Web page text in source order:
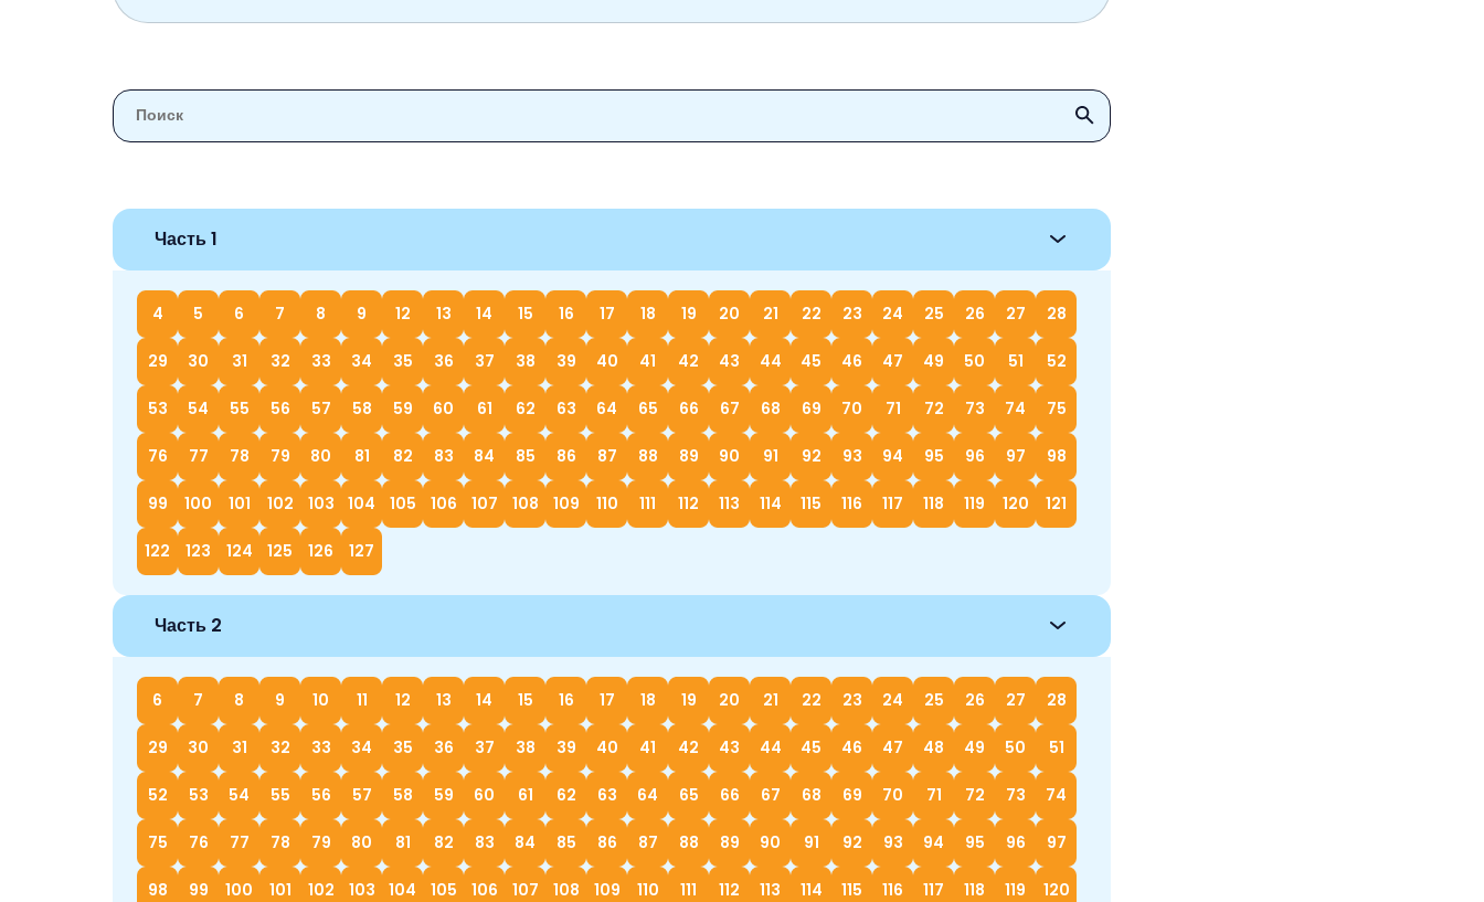
Часть 1
4 5 6 7 8 9 12 13 14 15 16 17 18 19 20 21 22 23 24 25 26 27 28
29 30 31 32 33 34 35 36 37 38 39 40 41 42 43 44 45 46 47 49 50 51 52
53 54 55 56 57 58 59 60 61 62 63 64 65 66 67 68 69 70 71 72 73 74 75
76 77 78 79 80 81 82 83 84 85 86 87 88 89 90 91 92 93 94 95 96 97 98
99 100 101 102 103 104 105 106 107 108 109 110 111 112 113 114 115 116 117 118 119 120 121
122 123 124 125 126 127
Часть 2
6 7 8 9 10 11 12 13 14 15 16 17 18 19 20 21 22 23 24 25 26 27 28
29 30 31 32 33 34 35 36 37 38 39 40 41 42 43 44 45 46 47 48 49 50 51
52 53 54 55 56 57 58 59 60 61 62 63 64 65 66 67 68 69 70 71 72 73 74
75 76 77 78 79 80 81 82 83 84 85 86 87 88 89 90 91 92 93 94 95 96 97
98 99 100 101 102 103 104 105 106 107 108 109 110 111 112 113 114 115 116 117 118 119 120